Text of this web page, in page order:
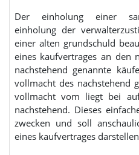
Der einholung einer
einholung der
einer alten grundschuld
eines kaufvertrages an den
nachstehend genannte
vollmacht des nachstehend
vollmacht vom liegt bei
nachstehend. Dieses
zwecken und soll
eines kaufvertrages